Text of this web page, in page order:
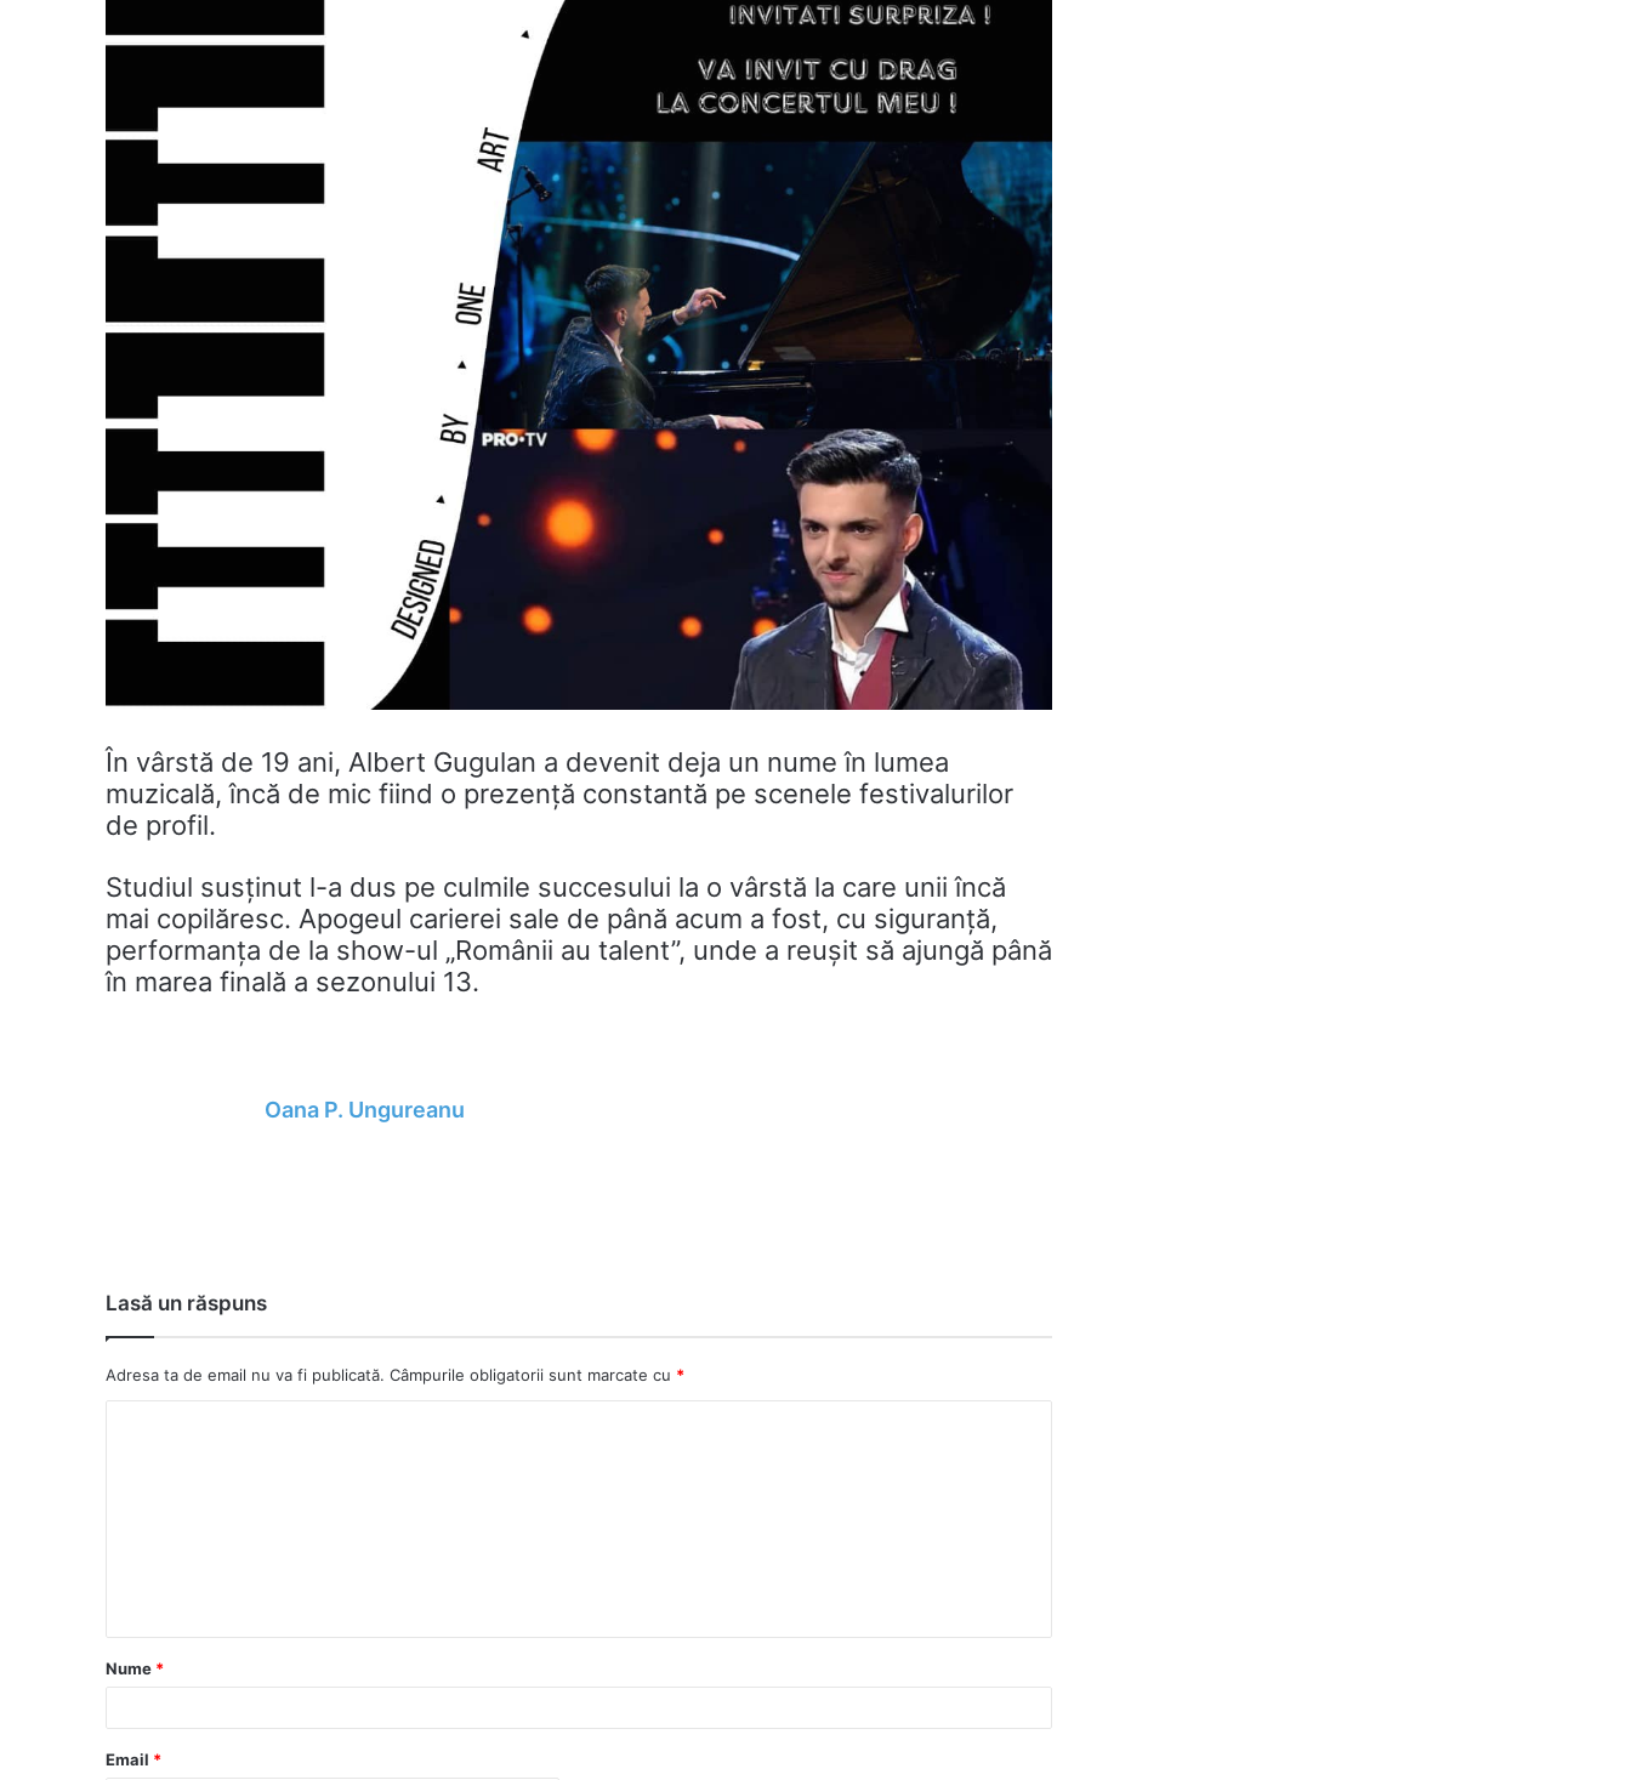
În vârstă de 19 ani, Albert Gugulan a devenit deja un nume în lumea
muzicală, încă de mic fiind o prezență constantă pe scenele festivalurilor
de profil.
Studiul susținut l-a dus pe culmile succesului la o vârstă la care unii încă
mai copilăresc. Apogeul carierei sale de până acum a fost, cu siguranță,
performanța de la show-ul „Românii au talent”, unde a reușit să ajungă până
în marea finală a sezonului 13.
Oana P. Ungureanu
Lasă un răspuns
Adresa ta de email nu va fi publicată. Câmpurile obligatorii sunt marcate cu *
a
r
Nume *
Email *